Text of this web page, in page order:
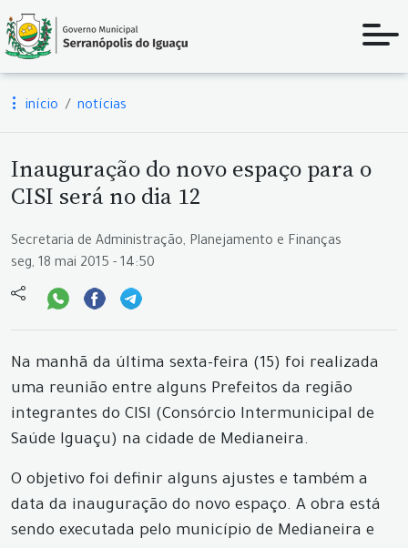
início notícias
Inauguração do novo espaço para o
CISI será no dia 12
Secretaria de Administração, Planejamento e Finanças
seg, 18 mai 2015 - 14:50
Na manhã da última sexta-feira (15) foi realizada
uma reunião entre alguns Prefeitos da região
integrantes do CISI (Consórcio Intermunicipal de
Saúde Iguaçu) na cidade de Medianeira.
O objetivo foi definir alguns ajustes e também a
data da inauguração do novo espaço. A obra está
sendo executada pelo município de Medianeira e